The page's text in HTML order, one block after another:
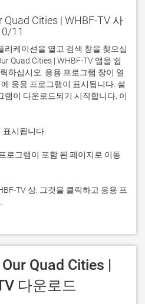
Quad Cities | WHBF-TV 사
11
리케이션을 열고 검색 창을 찾으십
Quad Cities | WHBF-TV 앱을 쉽
하십시오. 응용 프로그램 창이 열
응용 프로그램이 표시됩니다. 설
램이 다운로드되기 시작합니다. 이
다운로드